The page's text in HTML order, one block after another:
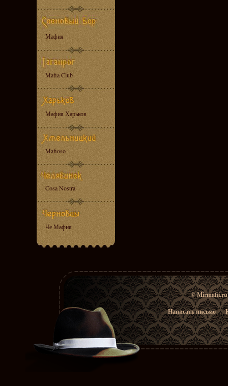
Мафия
Mafia Club
Мафия Харьков
Mafioso
Cosa Nostra
Че Мафия
© Mirmafii.ru
Написать письмо